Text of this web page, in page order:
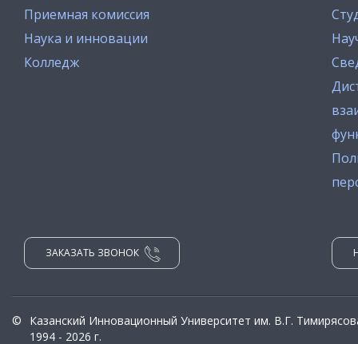
Приемная комиссия
Наука и инновации
Колледж
ЗАКАЗАТЬ ЗВОНОК
©
Казанский Инновационный Университет им. В.Г.
1994 - 2026 г.